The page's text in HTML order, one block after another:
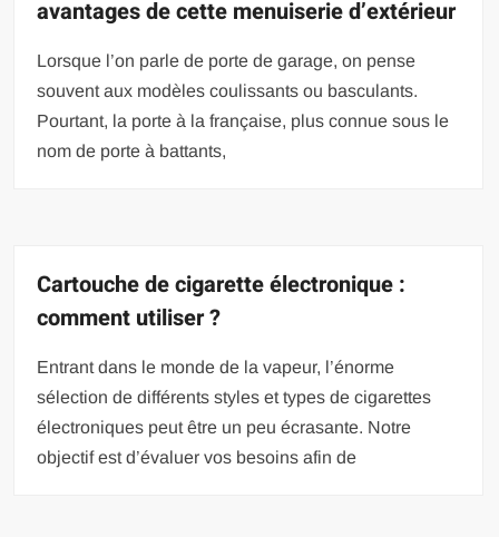
avantages de cette menuiserie d’extérieur
Lorsque l’on parle de porte de garage, on pense
souvent aux modèles coulissants ou basculants.
Pourtant, la porte à la française, plus connue sous le
nom de porte à battants,
Cartouche de cigarette électronique :
comment utiliser ?
Entrant dans le monde de la vapeur, l’énorme
sélection de différents styles et types de cigarettes
électroniques peut être un peu écrasante. Notre
objectif est d’évaluer vos besoins afin de